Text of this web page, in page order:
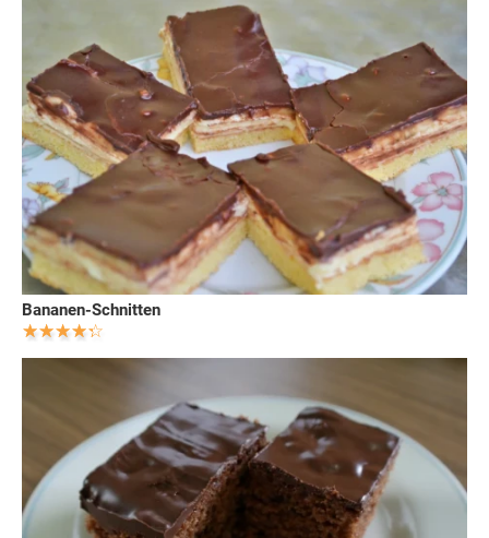
Bananen-Schnitten